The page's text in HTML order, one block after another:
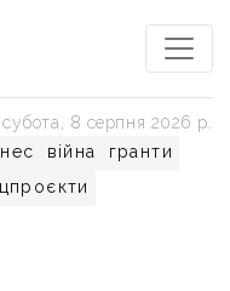
війна
гранти
субота, 8 серпня 2026 р.